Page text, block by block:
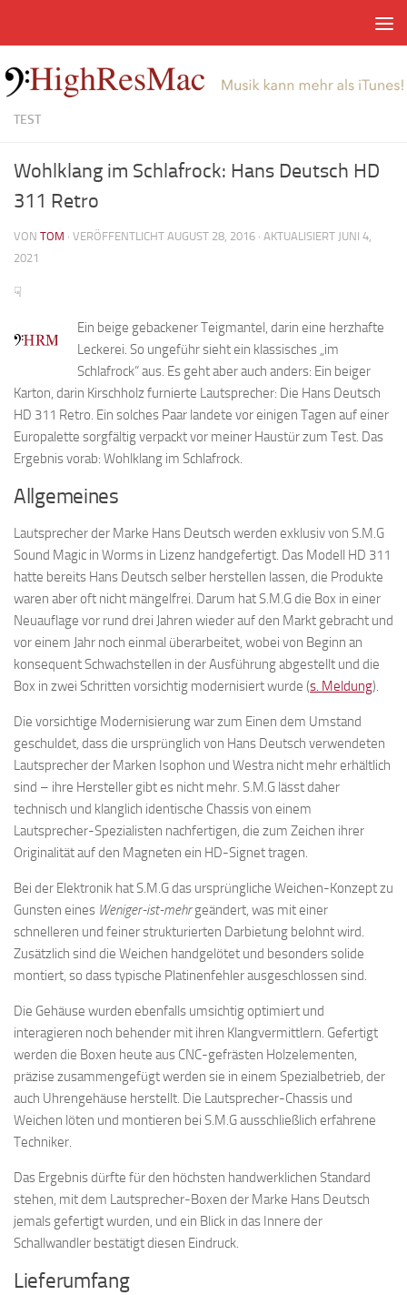
TEST
Wohlklang im Schlafrock: Hans Deutsch HD
311 Retro
VON TOM · VERÖFFENTLICHT AUGUST 28, 2016 · AKTUALISIERT JUNI 4,
2021
☟
Ein beige gebackener Teigmantel, darin eine herzhafte
Leckerei. So ungeführ sieht ein klassisches „im
Schlafrock“ aus. Es geht aber auch anders: Ein beiger
Karton, darin Kirschholz furnierte Lautsprecher: Die Hans Deutsch
HD 311 Retro. Ein solches Paar landete vor einigen Tagen auf einer
Europalette sorgfältig verpackt vor meiner Haustür zum Test. Das
Ergebnis vorab: Wohlklang im Schlafrock.
Allgemeines
Lautsprecher der Marke Hans Deutsch werden exklusiv von S.M.G
Sound Magic in Worms in Lizenz handgefertigt. Das Modell HD 311
hatte bereits Hans Deutsch selber herstellen lassen, die Produkte
waren aber oft nicht mängelfrei. Darum hat S.M.G die Box in einer
Neuauflage vor rund drei Jahren wieder auf den Markt gebracht und
vor einem Jahr noch einmal überarbeitet, wobei von Beginn an
konsequent Schwachstellen in der Ausführung abgestellt und die
Box in zwei Schritten vorsichtig modernisiert wurde (s. Meldung).
Die vorsichtige Modernisierung war zum Einen dem Umstand
geschuldet, dass die ursprünglich von Hans Deutsch verwendeten
Lautsprecher der Marken Isophon und Westra nicht mehr erhältlich
sind – ihre Hersteller gibt es nicht mehr. S.M.G lässt daher
technisch und klanglich identische Chassis von einem
Lautsprecher-Spezialisten nachfertigen, die zum Zeichen ihrer
Originalität auf den Magneten ein HD-Signet tragen.
Bei der Elektronik hat S.M.G das ursprüngliche Weichen-Konzept zu
Gunsten eines Weniger-ist-mehrgeändert, was mit einer
schnelleren und feiner strukturierten Darbietung belohnt wird.
Zusätzlich sind die Weichen handgelötet und besonders solide
montiert, so dass typische Platinenfehler ausgeschlossen sind.
Die Gehäuse wurden ebenfalls umsichtig optimiert und
interagieren noch behender mit ihren Klangvermittlern. Gefertigt
werden die Boxen heute aus CNC-gefrästen Holzelementen,
präzise zusammengefügt werden sie in einem Spezialbetrieb, der
auch Uhrengehäuse herstellt. Die Lautsprecher-Chassis und
Weichen löten und montieren bei S.M.G ausschließlich erfahrene
Techniker.
Das Ergebnis dürfte für den höchsten handwerklichen Standard
stehen, mit dem Lautsprecher-Boxen der Marke Hans Deutsch
jemals gefertigt wurden, und ein Blick in das Innere der
Schallwandler bestätigt diesen Eindruck.
Lieferumfang